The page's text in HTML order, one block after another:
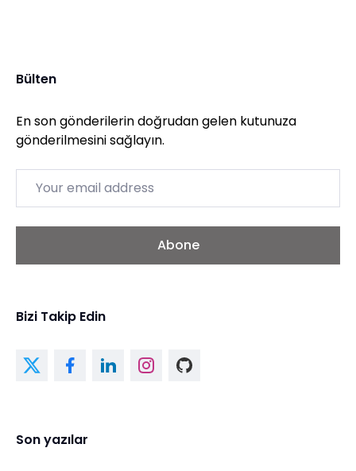
Bülten
En son gönderilerin doğrudan gelen kutunuza
gönderilmesini sağlayın.
Abone
Bizi Takip Edin
Son yazılar